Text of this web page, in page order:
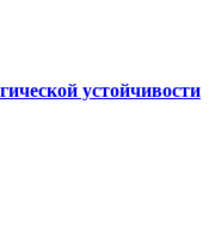
устойчивости